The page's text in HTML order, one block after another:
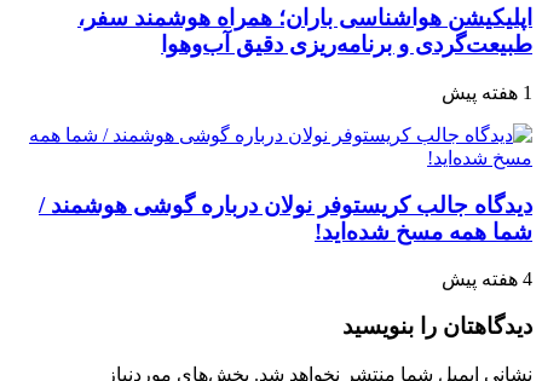
اپلیکیشن هواشناسی باران؛ همراه هوشمند سفر،
طبیعت‌گردی و برنامه‌ریزی دقیق آب‌وهوا
1 هفته پیش
دیدگاه جالب کریستوفر نولان درباره گوشی هوشمند /
شما همه مسخ‌ شده‌اید!
4 هفته پیش
دیدگاهتان را بنویسید
نشانی ایمیل شما منتشر نخواهد شد. بخش‌های موردنیاز